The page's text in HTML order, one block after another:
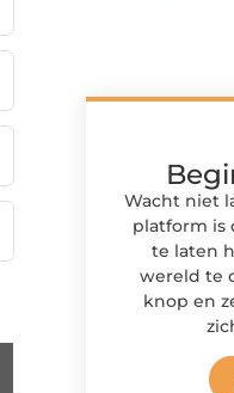
Wacht niet
platform is
te laten
wereld te
knop en